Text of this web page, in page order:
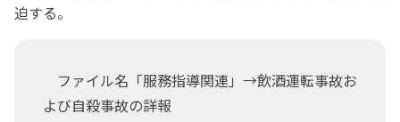
迫する。
ファイル名「服務指導関連」→飲酒運転事故お
よび自殺事故の詳報